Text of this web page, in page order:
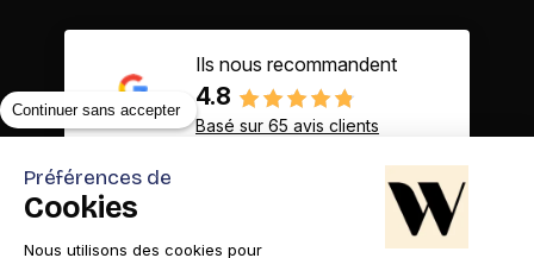
Ils nous recommandent
4.8
Basé sur 65 avis clients
Contact Appelez-nous
Continuer sans accepter
Préférences de
Cookies
Nous utilisons des cookies pour